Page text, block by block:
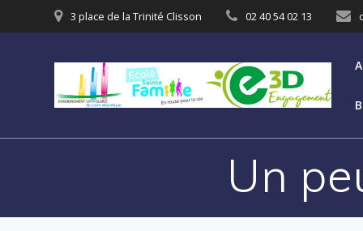
3 place de la Trinité Clisson 02 40 54 02 13
Un